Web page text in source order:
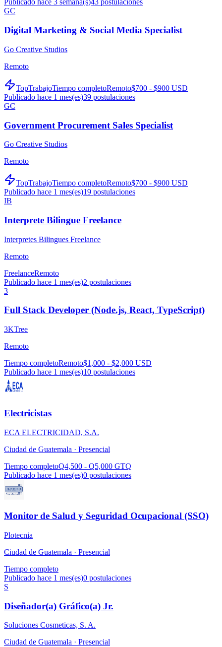
Publicado hace 3 semana(s)43 postulaciones
GC
Digital Marketing & Social Media Specialist
Go Creative Studios
Remoto
TopTrabajoTiempo completoRemoto$700 - $900 USD
Publicado hace 1 mes(es)39 postulaciones
GC
Government Procurement Sales Specialist
Go Creative Studios
Remoto
TopTrabajoTiempo completoRemoto$700 - $900 USD
Publicado hace 1 mes(es)19 postulaciones
IB
Interprete Bilingue Freelance
Interpretes Bilingues Freelance
Remoto
FreelanceRemoto
Publicado hace 1 mes(es)2 postulaciones
3
Full Stack Developer (Node.js, React, TypeScript)
3KTree
Remoto
Tiempo completoRemoto$1,000 - $2,000 USD
Publicado hace 1 mes(es)10 postulaciones
Electricistas
ECA ELECTRICIDAD, S.A.
Ciudad de Guatemala · Presencial
Tiempo completoQ4,500 - Q5,000 GTQ
Publicado hace 1 mes(es)0 postulaciones
Monitor de Salud y Seguridad Ocupacional (SSO)
Plotecnia
Ciudad de Guatemala · Presencial
Tiempo completo
Publicado hace 1 mes(es)0 postulaciones
S
Diseñador(a) Gráfico(a) Jr.
Soluciones Cosmeticas, S. A.
Ciudad de Guatemala · Presencial